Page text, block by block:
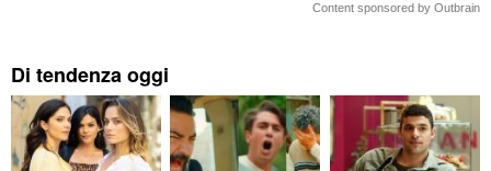
Content sponsored by Outbrain
Di tendenza oggi